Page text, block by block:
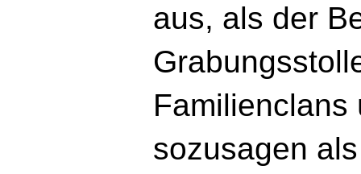
aus, als der
Familienclans
sozusagen